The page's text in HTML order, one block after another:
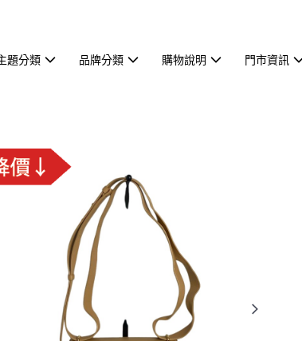
題分類 品牌分類 購物說明 門市資訊